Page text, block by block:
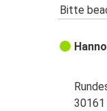
Bitte
30161